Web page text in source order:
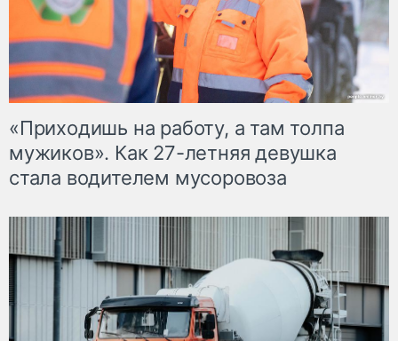
«Приходишь на работу, а там толпа
мужиков». Как 27-летняя девушка
стала водителем мусоровоза